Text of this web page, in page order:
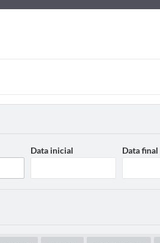
Data inicial Data final